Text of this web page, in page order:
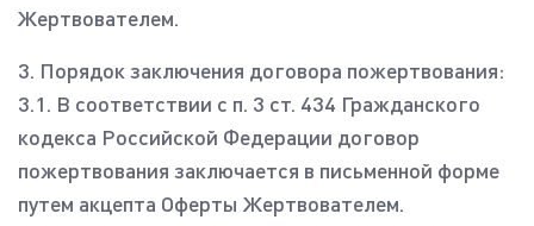
Жертвователем.
3. Порядок заключения договора пожертвования:
3.1. В соответствии с п. 3 ст. 434 Гражданского
кодекса Российской Федерации договор
пожертвования заключается в письменной форме
путем акцепта Оферты Жертвователем.